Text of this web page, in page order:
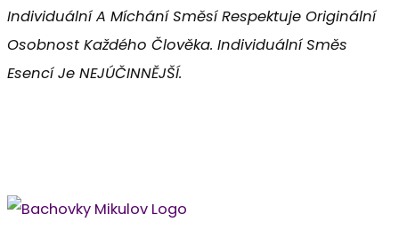
Individuální A Míchání Směsí Respektuje Originální
Osobnost Každého Člověka. Individuální Směs
Esencí Je NEJÚČINNĚJŠÍ.